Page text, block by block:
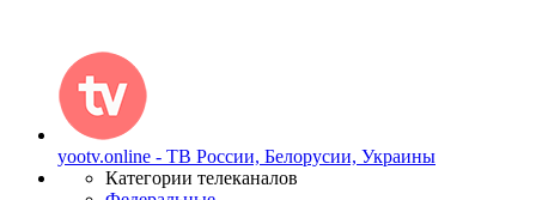
yootv.online - ТВ России, Белорусии, Украины
Категории телеканалов